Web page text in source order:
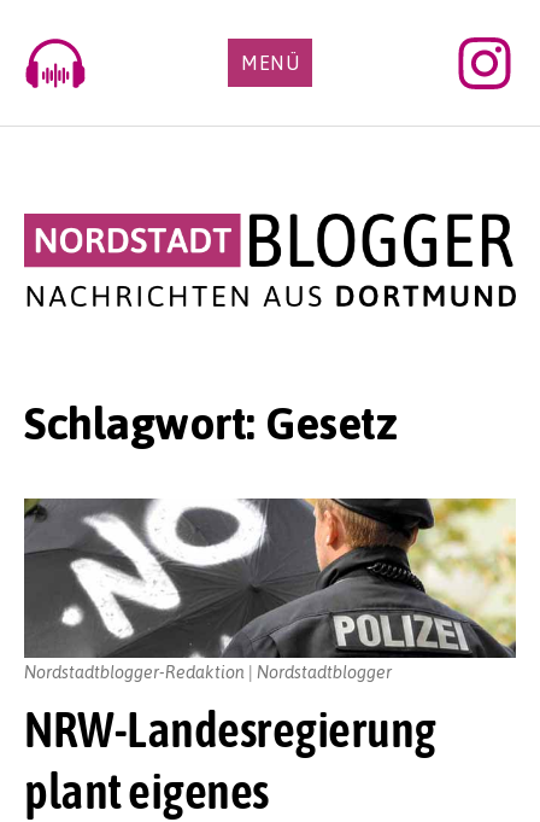
content
MENÜ
Schlagwort: Gesetz
NRW-Landesregierung
plant eigenes
Nordstadtblogger-Redaktion | Nordstadtblogger